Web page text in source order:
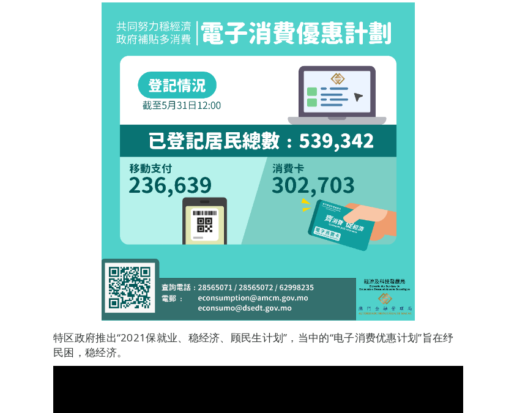
特区政府推出“2021保就业、稳经济、顾民生计划”，当中的“电子消费优惠计划”旨在纾
民困，稳经济。